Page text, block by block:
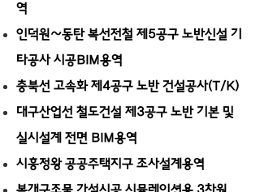
역
인덕원~동탄 복선전철 제5공구 노반신설 기
타공사 시공BIM용역
​충북선 고속화 제4공구 노반 건설공사(T/K)
​대구산업선 철도건설 제3공구 노반 기본 및
실시설계 전면 BIM용역
시흥정왕 공공주택지구 조사설계용역